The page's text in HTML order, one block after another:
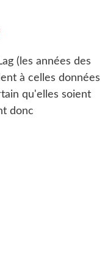
(les années des
à celles données
qu'elles soient
donc